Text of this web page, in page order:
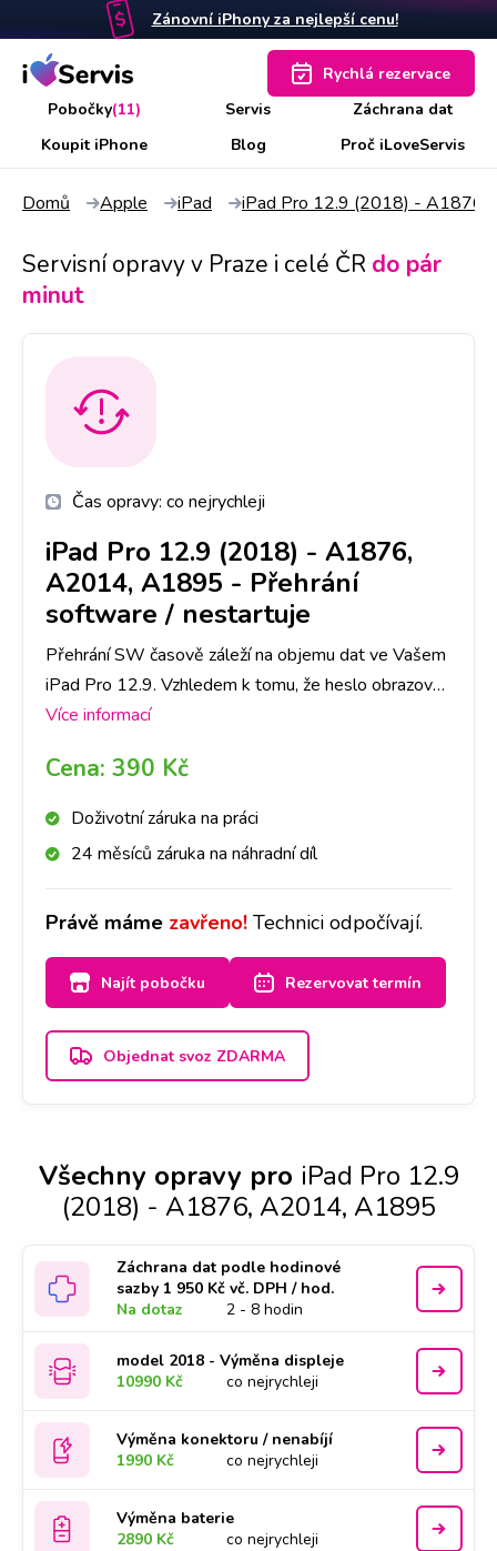
Zánovní iPhony za nejlepší cenu!
Pobočky(11) Servis
Záchrana dat
Koupit iPhone
Blog Proč iLoveServis
Rychlá rezervace
Domů Apple iPad iPad Pro 12.9 (2018) -
Servisní opravy v Praze i celé ČR do pár
minut
Čas opravy: co nejrychleji
iPad Pro 12.9 (2018) - A1876,
A2014, A1895 - Přehrání
software / nestartuje
Přehrání SW časově záleží na objemu dat ve Vašem
iPad Pro 12.9. Vzhledem k tomu, že heslo obrazovky
slouží jako ochrana dat ve Vašem telefonu, je nutné
jejich zálohu.
Více informací
Cena: 390 Kč
Doživotní záruka na práci
24 měsíců záruka na náhradní díl
Právě máme zavřeno! Technici odpočívají.
Najít pobočku Rezervovat termín
Objednat svoz ZDARMA
Všechny opravy pro iPad Pro 12.9
(2018) - A1876, A2014, A1895
Záchrana dat podle hodinové
sazby 1 950 Kč vč. DPH / hod.
Na dotaz
2 - 8 hodin
model 2018 - Výměna displeje
10990 Kč
co nejrychleji
Výměna konektoru / nenabíjí
1990 Kč
co nejrychleji
Výměna baterie
2890 Kč
co nejrychleji